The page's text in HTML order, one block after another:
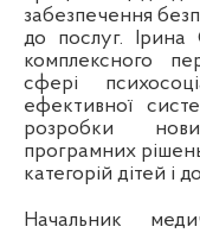
забезпечення
до послуг. Ірина
комплексного
сфері
ефективної
розробки
програмних
категорій дітей і
Начальник